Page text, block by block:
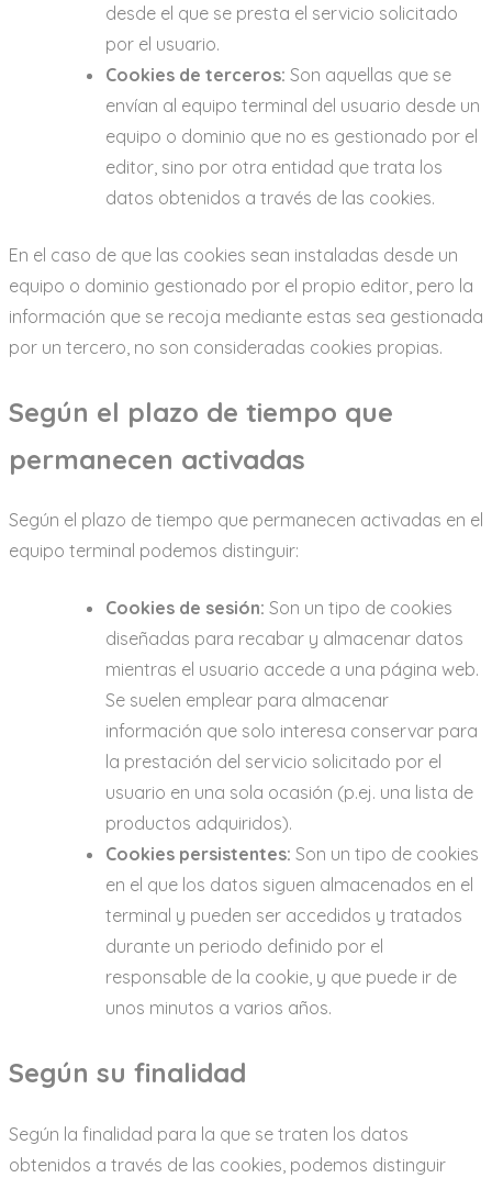
desde el que se presta el servicio solicitado
por el usuario.
Cookies de terceros: Son aquellas que se
envían al equipo terminal del usuario desde un
equipo o dominio que no es gestionado por el
editor, sino por otra entidad que trata los
datos obtenidos a través de las cookies.
En el caso de que las cookies sean instaladas desde un
equipo o dominio gestionado por el propio editor, pero la
información que se recoja mediante estas sea gestionada
por un tercero, no son consideradas cookies propias.
Según el plazo de tiempo que
permanecen activadas
Según el plazo de tiempo que permanecen activadas en el
equipo terminal podemos distinguir:
Cookies de sesión: Son un tipo de cookies
diseñadas para recabar y almacenar datos
mientras el usuario accede a una página web.
Se suelen emplear para almacenar
información que solo interesa conservar para
la prestación del servicio solicitado por el
usuario en una sola ocasión (p.ej. una lista de
productos adquiridos).
Cookies persistentes: Son un tipo de cookies
en el que los datos siguen almacenados en el
terminal y pueden ser accedidos y tratados
durante un periodo definido por el
responsable de la cookie, y que puede ir de
unos minutos a varios años.
Según su finalidad
Según la finalidad para la que se traten los datos
obtenidos a través de las cookies, podemos distinguir